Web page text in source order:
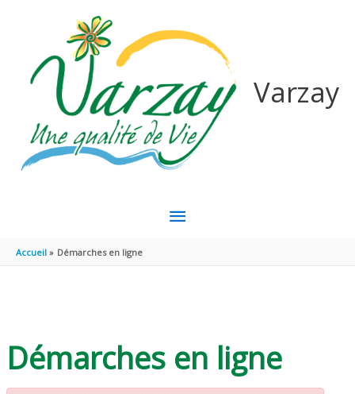
Varzay
MENU
Accueil Démarches en ligne
Démarches en ligne